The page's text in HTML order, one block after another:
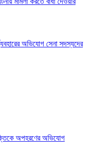
অভিযোগ সেনা সদস্যদের
অপহরণের অভিযোগ